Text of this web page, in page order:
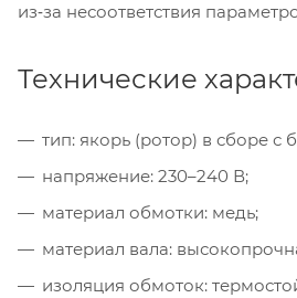
из‑за несоответствия
Технические
тип: якорь (ротор) в сборе с
напряжение: 230–240 В;
материал обмотки: медь;
материал вала:
изоляция обмоток: